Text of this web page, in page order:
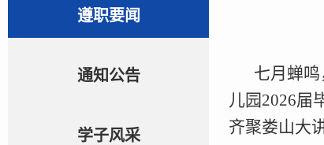
遵职要闻
通知公告
学子风采
七月蝉
儿园2026届
齐聚娄山大